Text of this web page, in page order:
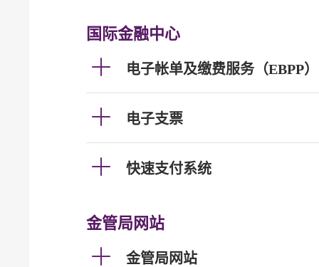
国际金融中心
电子帐单及缴费服务（EBPP）
电子支票
快速支付系统
金管局网站
金管局网站